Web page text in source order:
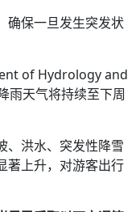
确保一旦发生突发状
of Hydrology and
雨天气将持续至下周
、洪水、突发性降雪
著上升，对游客出行